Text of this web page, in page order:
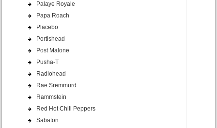
Palaye Royale
Papa Roach
Placebo
Portishead
Post Malone
Pusha-T
Radiohead
Rae Sremmurd
Rammstein
Red Hot Chili Peppers
Sabaton